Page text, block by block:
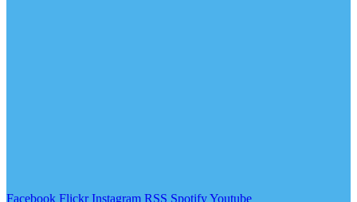
Facebook Flickr Instagram RSS SpotifyYoutube